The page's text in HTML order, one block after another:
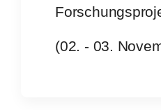
(02. - 03.